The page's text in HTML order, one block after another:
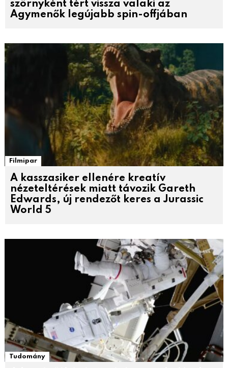
szörnyként tért vissza valaki az
Agymenők legújabb spin-offjában
Filmipar
A kasszasiker ellenére kreatív
nézeteltérések miatt távozik Gareth
Edwards, új rendezőt keres a Jurassic
World 5
Tudomány